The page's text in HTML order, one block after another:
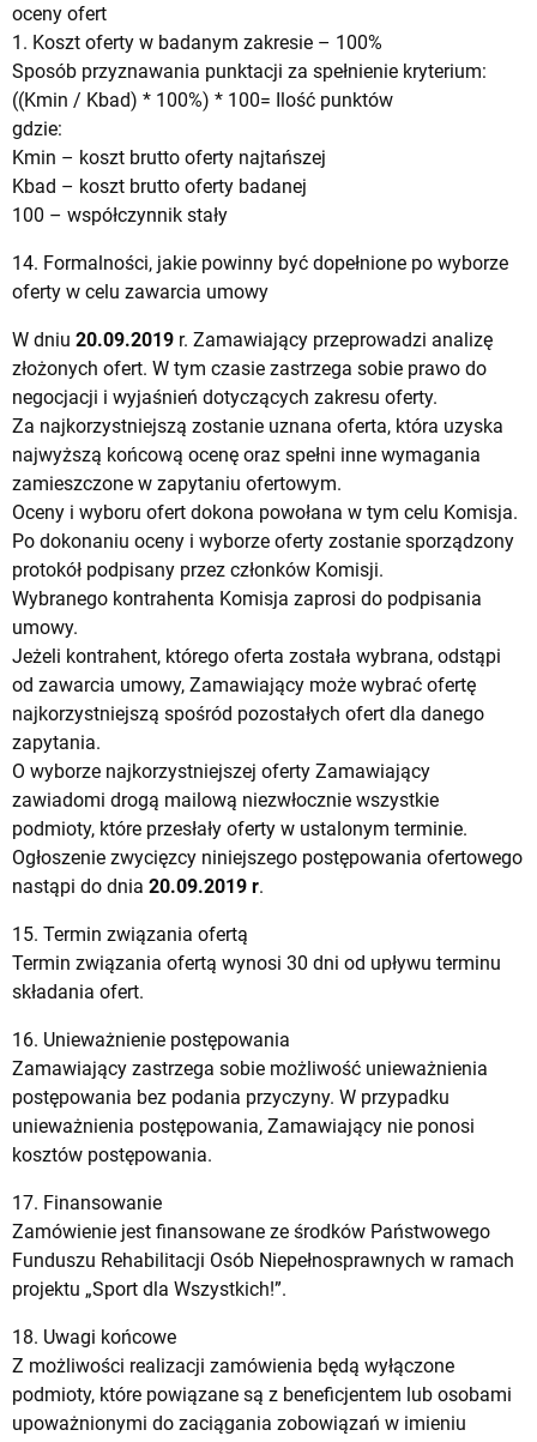
oceny ofert
1. Koszt oferty w badanym zakresie – 100%
Sposób przyznawania punktacji za spełnienie kryterium:
((Kmin / Kbad) * 100%) * 100= Ilość punktów
gdzie:
Kmin – koszt brutto oferty najtańszej
Kbad – koszt brutto oferty badanej
100 – współczynnik stały
14. Formalności, jakie powinny być dopełnione po wyborze
oferty w celu zawarcia umowy
W dniu 20.09.2019 r. Zamawiający przeprowadzi analizę
złożonych ofert. W tym czasie zastrzega sobie prawo do
negocjacji i wyjaśnień dotyczących zakresu oferty.
Za najkorzystniejszą zostanie uznana oferta, która uzyska
najwyższą końcową ocenę oraz spełni inne wymagania
zamieszczone w zapytaniu ofertowym.
Oceny i wyboru ofert dokona powołana w tym celu Komisja.
Po dokonaniu oceny i wyborze oferty zostanie sporządzony
protokół podpisany przez członków Komisji.
Wybranego kontrahenta Komisja zaprosi do podpisania
umowy.
Jeżeli kontrahent, którego oferta została wybrana, odstąpi
od zawarcia umowy, Zamawiający może wybrać ofertę
najkorzystniejszą spośród pozostałych ofert dla danego
zapytania.
O wyborze najkorzystniejszej oferty Zamawiający
zawiadomi drogą mailową niezwłocznie wszystkie
podmioty, które przesłały oferty w ustalonym terminie.
Ogłoszenie zwycięzcy niniejszego postępowania ofertowego
nastąpi do dnia 20.09.2019 r.
15. Termin związania ofertą
Termin związania ofertą wynosi 30 dni od upływu terminu
składania ofert.
16. Unieważnienie postępowania
Zamawiający zastrzega sobie możliwość unieważnienia
postępowania bez podania przyczyny. W przypadku
unieważnienia postępowania, Zamawiający nie ponosi
kosztów postępowania.
17. Finansowanie
Zamówienie jest finansowane ze środków Państwowego
Funduszu Rehabilitacji Osób Niepełnosprawnych w ramach
projektu „Sport dla Wszystkich!”.
18. Uwagi końcowe
Z możliwości realizacji zamówienia będą wyłączone
podmioty, które powiązane są z beneficjentem lub osobami
upoważnionymi do zaciągania zobowiązań w imieniu